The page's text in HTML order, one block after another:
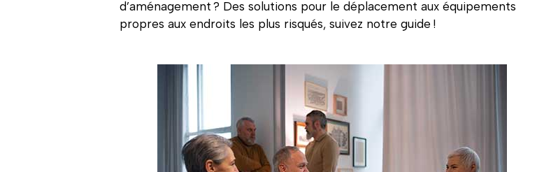
d’aménagement ? Des solutions pour le déplacement aux équipements
propres aux endroits les plus risqués, suivez notre guide !